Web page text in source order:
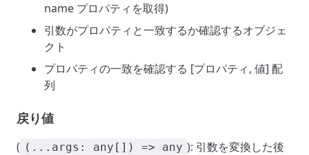
name プロパティを取得)
引数がプロパティと一致するか確認するオブジェ
クト
プロパティの一致を確認する [プロパティ, 値] 配
列
戻り値
( (...args: any[]) => any ): 引数を変換した後